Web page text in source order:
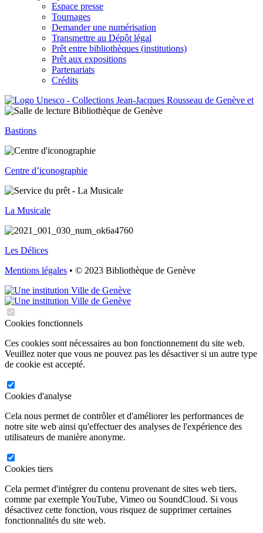
Espace presse
Tournages
Demander une numérisation
Transmettre au Dépôt légal
Prêt entre bibliothèques (institutions)
Prêt aux expositions
Partenariats
Crédits
Bastions
Centre d’iconographie
La Musicale
Les Délices
Mentions légales • © 2023 Bibliothèque de Genève
Cookies fonctionnels
Ces cookies sont nécessaires au bon fonctionnement du site web.
Veuillez noter que vous ne pouvez pas les désactiver si un autre type
de cookie est accepté.
Cookies d'analyse
Cela nous permet de contrôler et d'améliorer les performances de
notre site web ainsi qu'effectuer des analyses de l'expérience des
utilisateurs de manière anonyme.
Cookies tiers
Cela permet d'intégrer du contenu provenant de sites web tiers,
comme par exemple YouTube, Vimeo ou SoundCloud. Si vous
désactivez cette fonction, vous risquez de supprimer certaines
fonctionnalités du site web.